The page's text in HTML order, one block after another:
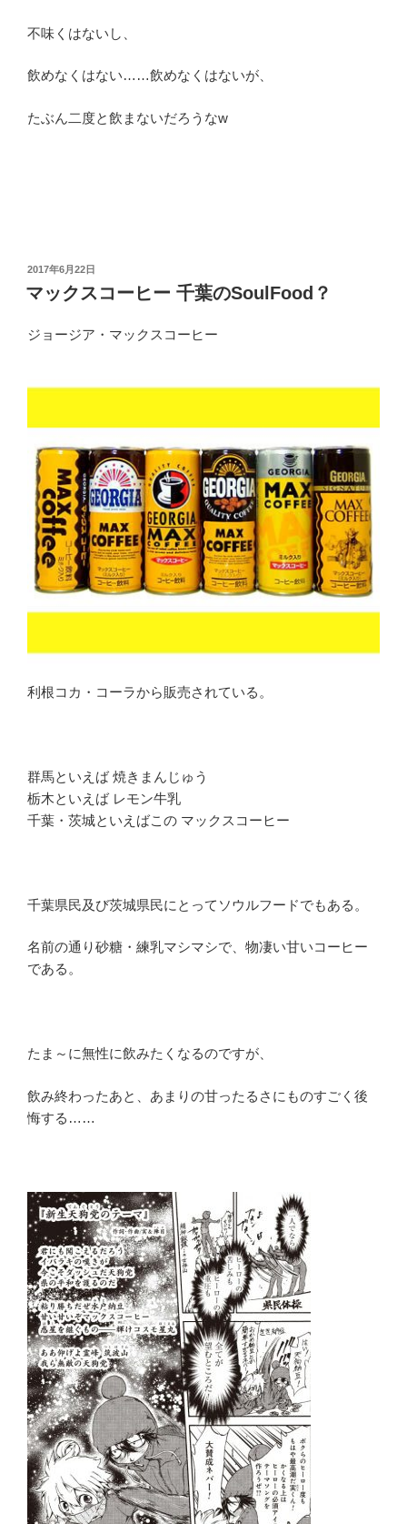
不味くはないし、
飲めなくはない……飲めなくはないが、
たぶん二度と飲まないだろうなw
投
日:
2017年6月22日
マックスコーヒー 千葉のSoulFood？
ジョージア・マックスコーヒー
利根コカ・コーラから販売されている。
群馬といえば 焼きまんじゅう
栃木といえば レモン牛乳
千葉・茨城といえばこの マックスコーヒー
千葉県民及び茨城県民にとってソウルフードでもある。
名前の通り砂糖・練乳マシマシで、物凄い甘いコーヒー
である。
たま～に無性に飲みたくなるのですが、
飲み終わったあと、あまりの甘ったるさにものすごく後
悔する……